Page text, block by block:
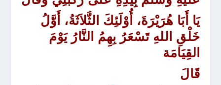
يَا أَبَا هُرَيْرَةَ، أُوْلَئِكَ الثَّلاَثَةُ، أَوَّلُ
خَلْقِ اللهِ تَسْعَرُ بِهِمُ النَّارُ يَوْمَ
القِيَامَة
قَالَ